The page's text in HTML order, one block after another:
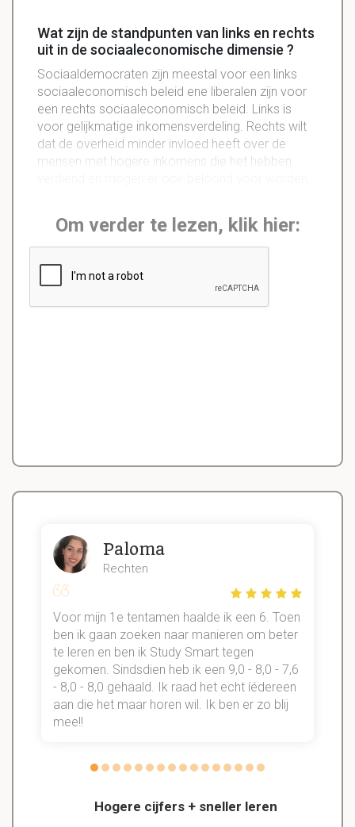
Wat zijn de standpunten van links en rechts
uit in de sociaaleconomische dimensie ?
Sociaaldemocraten zijn meestal voor een links
sociaaleconomisch beleid ene liberalen zijn voor
een rechts sociaaleconomisch beleid. Links is
voor gelijkmatige inkomensverdeling. Rechts wilt
dat de overheid minder invloed heeft over de
mensen met hogere inkomens die het hebben
Om verder te lezen, klik hier:
Hogere cijfers + sneller leren
Paloma
Rechten
Voor mijn 1e tentamen haalde ik een 6. Toen
ben ik gaan zoeken naar manieren om beter
te leren en ben ik Study Smart tegen
gekomen. Sindsdien heb ik een 9,0 - 8,0 - 7,6
- 8,0 - 8,0 gehaald. Ik raad het echt íédereen
aan die het maar horen wil. Ik ben er zo blij
mee!!